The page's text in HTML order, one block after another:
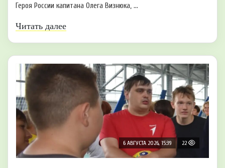
Героя России капитана Олега Визнюка, ...
Читать далее
6 АВГУСТА 2026, 15:39 22